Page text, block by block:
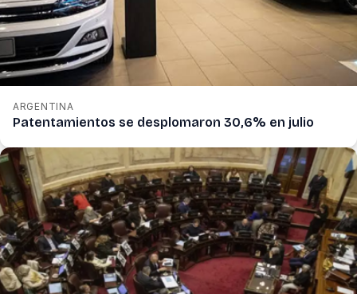
ARGENTINA
Patentamientos se desplomaron 30,6% en julio